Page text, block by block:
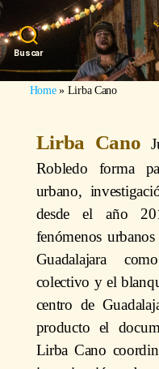
Buscar
Home» Lirba Cano
Lirba Cano
Robledo forma
urbano,
desde el año
fenómenos
Guadalajara
colectivo y el
centro de
producto el
Lirba Cano